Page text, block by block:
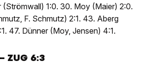
(Strömwall) 1:0. 30. Moy (Maier) 2:0.
F. Schmutz) 2:1. 43. Aberg
47. Dünner (Moy, Jensen) 4:1.
ZUG 6:3